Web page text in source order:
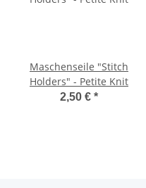
Maschenseile "Stitch
Holders" - Petite Knit
2,50 € *